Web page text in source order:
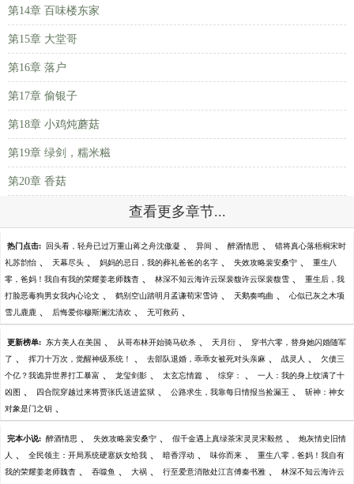
第14章 百味楼东家
第15章 大堂哥
第16章 落户
第17章 偷银子
第18章 小鸡炖蘑菇
第19章 绿剑，糯米糍
第20章 香菇
查看更多章节...
热门点击: 回头看，轻舟已过万重山蒋之舟沈傲凝 、 异间 、 醉酒情思 、 错将真心落梧桐宋时
礼苏韵怡 、 天幕尽头 、 妈妈的忌日，我的葬礼爸爸的名字 、 失效攻略裴安桑宁 、 重生八
零，爸妈！我自有我的荣耀姜老师魏杳 、 林深不知云海许云琛裴馥许云琛裴馥雪 、 重生后，我
打脸恶毒狗男女我内心论文 、 鹤别空山踏明月孟谦荀宋雪诗 、 天鹅奏鸣曲 、 心似已灰之木项
雪儿鹿鹿 、 后悔爱你穆斯澜沈清欢 、 无可救药 、
更新榜单: 东方美人在美国 、 从哥布林开始骑马砍杀 、 天月衍 、 穿书六零，替身她闪婚随军
了 、 挥刀十万次，觉醒神级系统！ 、 去部队退婚，乖乖女被死对头亲麻 、 战灵人 、 欠债三
个亿？我诡异世界打工暴富 、 龙玺剑影 、 太玄忘情篇 、 综穿： 、 一人：我的身上纹满了十
凶图 、 四合院穿越过来将贾张氏送进监狱 、 公路求生，我靠每日情报当捡漏王 、 斩神：神女
对象是门之钥 、
完本小说: 醉酒情思 、 失效攻略裴安桑宁 、 假千金遇上真绿茶宋灵灵宋毅然 、 炮灰情史旧情
人 、 全民领主：开局系统硬塞妖女给我 、 暗香浮动 、 味你而来 、 重生八零，爸妈！我自有
我的荣耀姜老师魏杳 、 吞噬鱼 、 大祸 、 行至爱意消散处江言傅秦书雅 、 林深不知云海许云